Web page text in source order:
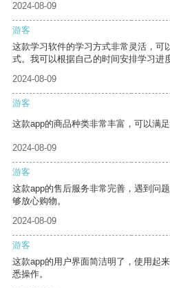
2024-08-09
游客
这款学习软件的学习方式非常灵活，可
式。我可以根据自己的时间安排学习进
2024-08-09
游客
这款app的商品种类非常丰富，可以满
2024-08-09
游客
这款app的售后服务非常完善，遇到问
够放心购物。
2024-08-09
游客
这款app的用户界面简洁明了，使用起
悉操作。